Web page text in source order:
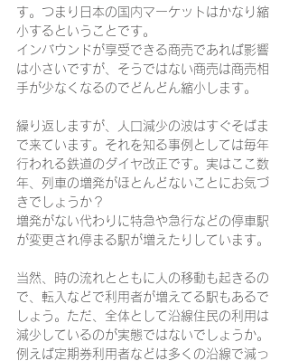
す。つまり日本の国内マーケットはかなり縮
小するということです。
インバウンドが享受できる商売であれば影響
は小さいですが、そうではない商売は商売相
手が少なくなるのでどんどん縮小します。
繰り返しますが、人口減少の波はすぐそばま
で来ています。それを知る事例としては毎年
行われる鉄道のダイヤ改正です。実はここ数
年、列車の増発がほとんどないことにお気づ
きでしょうか？
増発がない代わりに特急や急行などの停車駅
が変更され停まる駅が増えたりしています。
当然、時の流れとともに人の移動も起きるの
で、転入などで利用者が増えてる駅もあるで
しょう。ただ、全体として沿線住民の利用は
減少しているのが実態ではないでしょうか。
例えば定期券利用者などは多くの沿線で減っ